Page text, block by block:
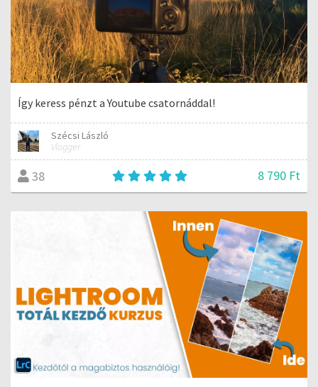
Így keress pénzt a Youtube csatornáddal!
Szécsi László
Vlogger
38 8 790 Ft